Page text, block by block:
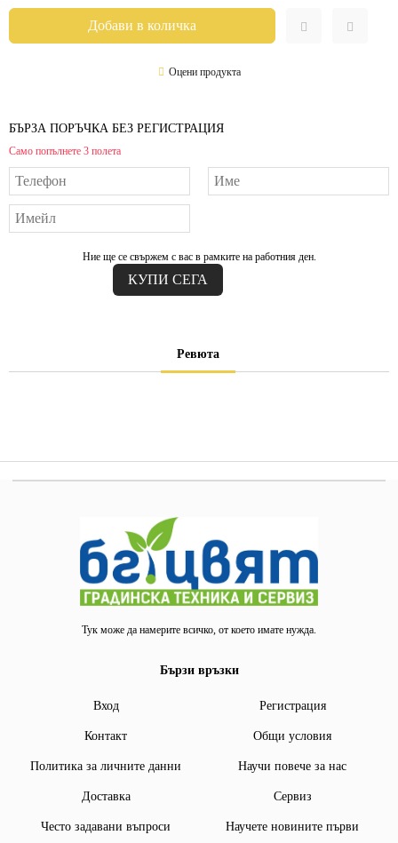
Оцени продукта
БЪРЗА ПОРЪЧКА БЕЗ РЕГИСТРАЦИЯ
Само попълнете 3 полета
Ние ще се свържем с вас в рамките на работния ден.
Ревюта
Тук може да намерите всичко, от което имате нужда.
Бързи връзки
Вход Регистрация
Контакт Общи условия
Политика за личните данни Научи повече за нас
Доставка Сервиз
Често задавани въпроси Научете новините първи